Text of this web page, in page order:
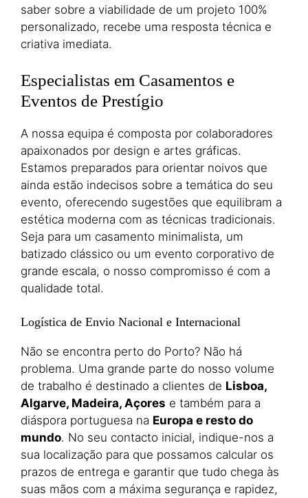
saber sobre a viabilidade de um projeto 100%
personalizado, recebe uma resposta técnica e
criativa imediata.
Especialistas em Casamentos e
Eventos de Prestígio
A nossa equipa é composta por colaboradores
apaixonados por design e artes gráficas.
Estamos preparados para orientar noivos que
ainda estão indecisos sobre a temática do seu
evento, oferecendo sugestões que equilibram a
estética moderna com as técnicas tradicionais.
Seja para um casamento minimalista, um
batizado clássico ou um evento corporativo de
grande escala, o nosso compromisso é com a
qualidade total.
Logística de Envio Nacional e Internacional
Não se encontra perto do Porto? Não há
problema. Uma grande parte do nosso volume
de trabalho é destinado a clientes de Lisboa,
Algarve, Madeira, Açores e também para a
diáspora portuguesa na Europa e resto do
mundo. No seu contacto inicial, indique-nos a
sua localização para que possamos calcular os
prazos de entrega e garantir que tudo chega às
suas mãos com a máxima segurança e rapidez,